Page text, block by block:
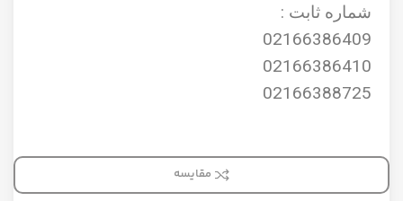
شماره ثابت :
02166386409
02166386410
02166388725
مقایسه